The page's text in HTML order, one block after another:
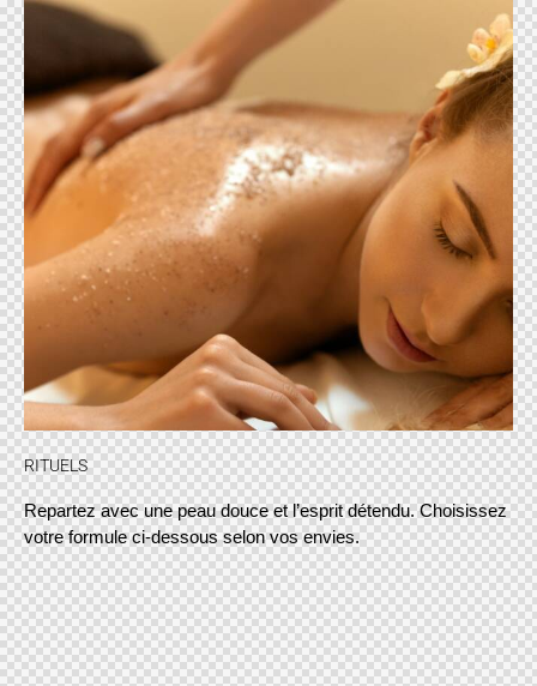
RITUELS
Repartez avec une peau douce et l’esprit détendu. Choisissez
votre formule ci-dessous selon vos envies.